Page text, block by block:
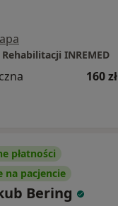
INREMED
160 zł
płatności
na pacjencie
Bering